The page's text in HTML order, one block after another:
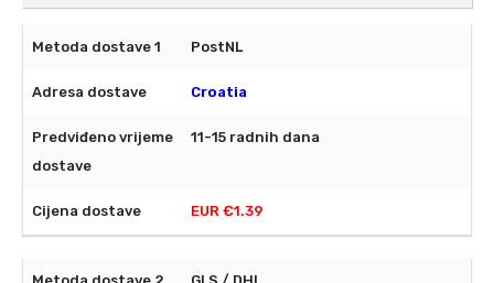
PostNL
Croatia
11-15 radnih dana
EUR €1.39